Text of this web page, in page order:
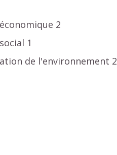
2
1
de l'environnement 2